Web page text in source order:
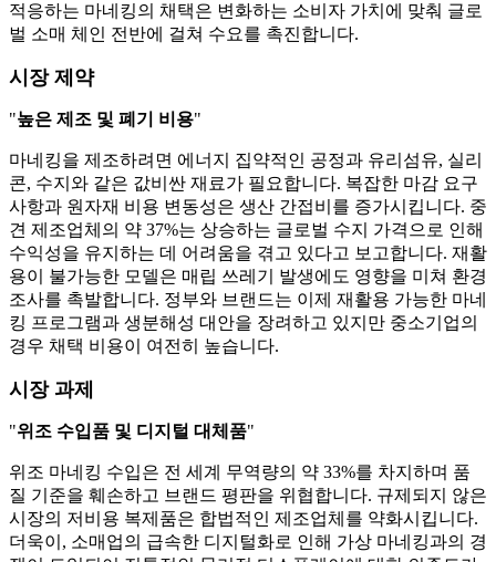
적응하는 마네킹의 채택은 변화하는 소비자 가치에 맞춰 글로
벌 소매 체인 전반에 걸쳐 수요를 촉진합니다.
시장 제약
"높은 제조 및 폐기 비용"
마네킹을 제조하려면 에너지 집약적인 공정과 유리섬유, 실리
콘, 수지와 같은 값비싼 재료가 필요합니다. 복잡한 마감 요구
사항과 원자재 비용 변동성은 생산 간접비를 증가시킵니다. 중
견 제조업체의 약 37%는 상승하는 글로벌 수지 가격으로 인해
수익성을 유지하는 데 어려움을 겪고 있다고 보고합니다. 재활
용이 불가능한 모델은 매립 쓰레기 발생에도 영향을 미쳐 환경
조사를 촉발합니다. 정부와 브랜드는 이제 재활용 가능한 마네
킹 프로그램과 생분해성 대안을 장려하고 있지만 중소기업의
경우 채택 비용이 여전히 높습니다.
시장 과제
"위조 수입품 및 디지털 대체품"
위조 마네킹 수입은 전 세계 무역량의 약 33%를 차지하며 품
질 기준을 훼손하고 브랜드 평판을 위협합니다. 규제되지 않은
시장의 저비용 복제품은 합법적인 제조업체를 약화시킵니다.
더욱이, 소매업의 급속한 디지털화로 인해 가상 마네킹과의 경